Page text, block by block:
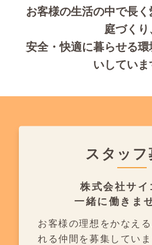
お客様の生活の中で長
庭づくり
安全・快適に暮らせる
いしていま
スタッフ
株式会社サイ
一緒に働きま
お客様の理想をかなえ
れる仲間を募集していま